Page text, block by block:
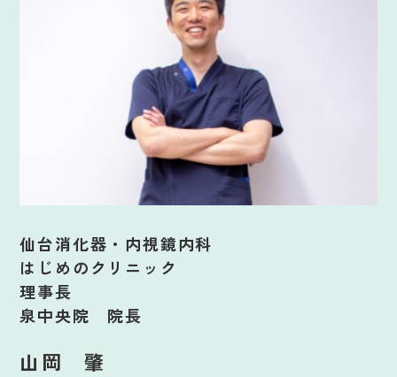
仙台消化器・内視鏡内科
はじめのクリニック
理事長
泉中央院 院長
山岡 肇